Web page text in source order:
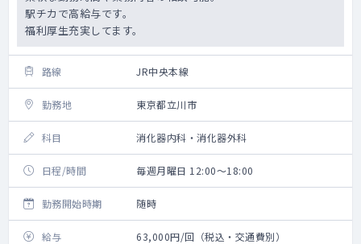
駅チカで高給与です。
福利厚生充実してます。
路線 JR中央本線
勤務地 東京都立川市
科目 消化器内科・消化器外科
日程/時間 毎週月曜日 12:00～18:00
勤務開始時期 随時
給与 63,000円/回（税込・交通費別）